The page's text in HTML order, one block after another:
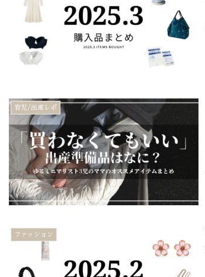
育児/出産レポ
ファッション